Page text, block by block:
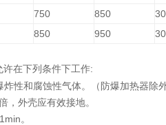
750 850
850 950
许在下列条件下工作:
性和腐蚀性气体。（防爆加热器除外
，外壳应有效接地。
。